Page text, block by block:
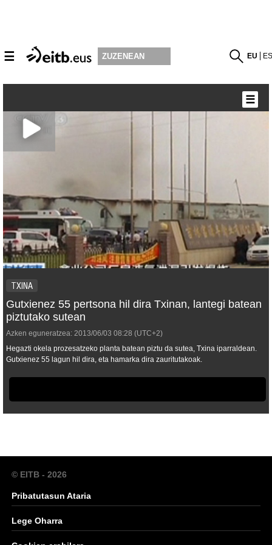
☰ ZUZENEAN EU
TXINA
Gutxienez 55 pertsona hil dira Txinan, lantegi batean
piztutako sutean
Azken eguneratzea: 2013/06/03 08:28 (UTC+2)
Hegazti okela prozesatzeko planta batean piztu da sutea, Txina iparraldean.
Gutxienez 55 lagun hil dira, eta hamarka dira zauritutakoak.
☰
© EITB - 2026
Pribatutasun Ataria
Lege Oharra